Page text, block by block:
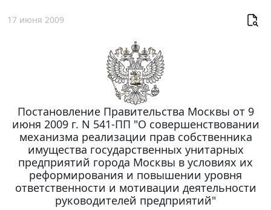
17 июня 2009
Постановление Правительства Москвы от 9
июня 2009 г. N 541-ПП "О совершенствовании
механизма реализации прав собственника
имущества государственных унитарных
предприятий города Москвы в условиях их
реформирования и повышении уровня
ответственности и мотивации деятельности
руководителей предприятий"